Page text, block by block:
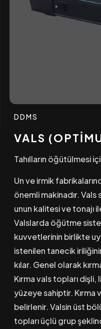
DDMS
VALS
Tahılların öğütülmesi
Un ve irmik
önemli makinadır.
unun kalitesi ve tonajı
Valslarda öğütme
kuvvetlerinin birlikte
istenilen tanecik
kılar. Genel olarak
Kırma vals topları
yüzeye sahiptir.
belirlenir. Valsin üst
topları üçlü grup